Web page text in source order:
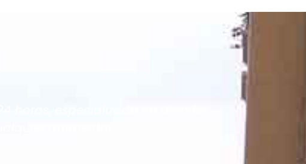
horas, especializada en atender
momento!